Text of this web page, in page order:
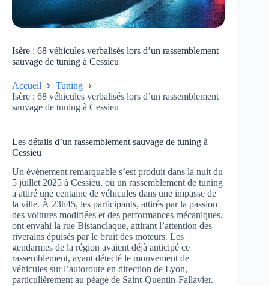
Isère : 68 véhicules verbalisés lors d’un rassemblement
sauvage de tuning à Cessieu
Accueil
Tuning
Isère : 68 véhicules verbalisés lors d’un rassemblement
sauvage de tuning à Cessieu
Les détails d’un rassemblement sauvage de tuning à
Cessieu
Un événement remarquable s’est produit dans la nuit du
5 juillet 2025 à Cessieu, où un rassemblement de tuning
a attiré une centaine de véhicules dans une impasse de
la ville. À 23h45, les participants, attirés par la passion
des voitures modifiées et des performances mécaniques,
ont envahi la rue Bistanclaque, attirant l’attention des
riverains épuisés par le bruit des moteurs. Les
gendarmes de la région avaient déjà anticipé ce
rassemblement, ayant détecté le mouvement de
véhicules sur l’autoroute en direction de Lyon,
particulièrement au péage de Saint-Quentin-Fallavier.